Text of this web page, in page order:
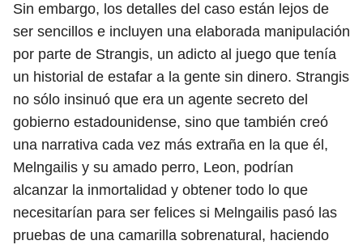
Sin embargo, los detalles del caso están lejos de
ser sencillos e incluyen una elaborada manipulación
por parte de Strangis, un adicto al juego que tenía
un historial de estafar a la gente sin dinero. Strangis
no sólo insinuó que era un agente secreto del
gobierno estadounidense, sino que también creó
una narrativa cada vez más extraña en la que él,
Melngailis y su amado perro, Leon, podrían
alcanzar la inmortalidad y obtener todo lo que
necesitarían para ser felices si Melngailis pasó las
pruebas de una camarilla sobrenatural, haciendo